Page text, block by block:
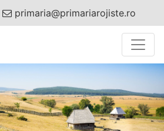
primaria@primariarojiste.ro